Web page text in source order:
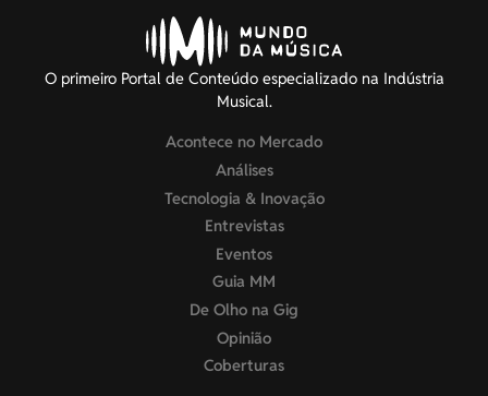
O primeiro Portal de Conteúdo especializado na Indústria
Musical.
Acontece no Mercado
Análises
Tecnologia & Inovação
Entrevistas
Eventos
Guia MM
De Olho na Gig
Opinião
Coberturas